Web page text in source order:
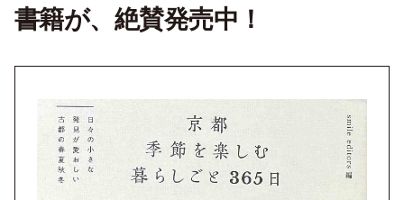
書籍が、絶賛発売中！